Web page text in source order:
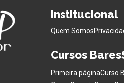
Institucional
Quem Somos
Cursos
Primeira páginaCurso